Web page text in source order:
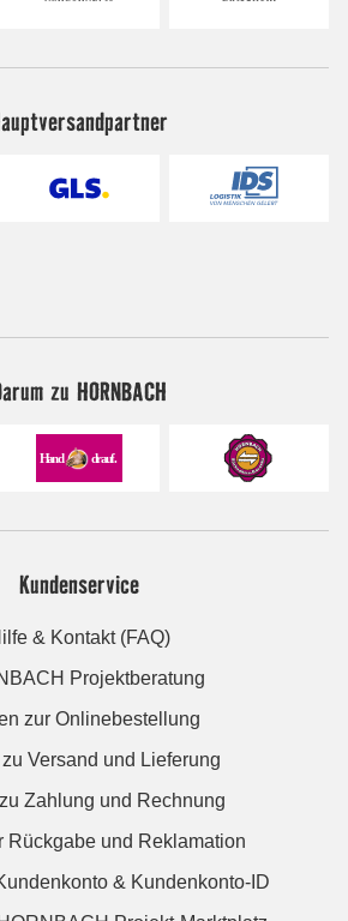
zu HORNBACH
Kundenservice
& Kontakt (FAQ)
Projektberatung
zur Onlinebestellung
Versand und Lieferung
Zahlung und Rechnung
Rückgabe und Reklamation
& Kundenkonto-ID